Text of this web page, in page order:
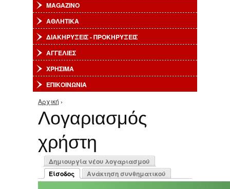
MAGAZINO
ΑΘΛΗΤΙΚΑ
ΔΙΑΚΗΡΥΞΕΙΣ - ΠΡΟΚΗΡΥΞΕΙΣ
ΑΓΓΕΛΙΕΣ
ΧΡΗΣΙΜΑ
ΕΠΙΚΟΙΝΩΝΙΑ
Είστε εδώ
Αρχική ›
Λογαριασμός
χρήστη
Πρωτεύουσες καρτέλες
Δημιουργία νέου λογαριασμού
Είσοδος
(ενεργή καρτέλα)
Ανάκτηση συνθηματικού